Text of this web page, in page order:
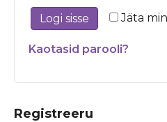
Jäta
Logi sisse
Kaotasid parooli?
Registreeru